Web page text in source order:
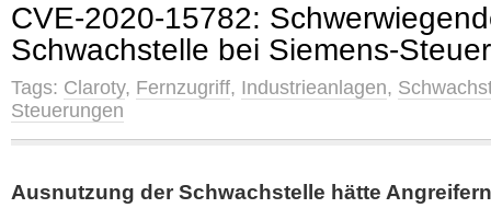
CVE-2020-15782:
Schwachstelle bei Siemens-
Tags: Claroty, Fernzugriff, Industrieanlagen,
Steuerungen
Ausnutzung der Schwachstelle hätte